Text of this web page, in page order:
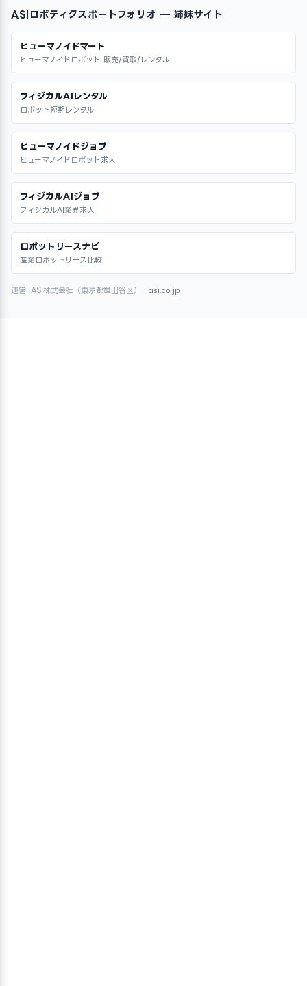
ASIロボティクスポートフォリオ — 姉妹サイト
ヒューマノイドマート
ヒューマノイドロボット 販売/買取/レンタル
フィジカルAIレンタル
ロボット短期レンタル
ヒューマノイドジョブ
ヒューマノイドロボット求人
フィジカルAIジョブ
フィジカルAI業界求人
ロボットリースナビ
産業ロボットリース比較
運営: ASI株式会社（東京都世田谷区）｜ asi.co.jp